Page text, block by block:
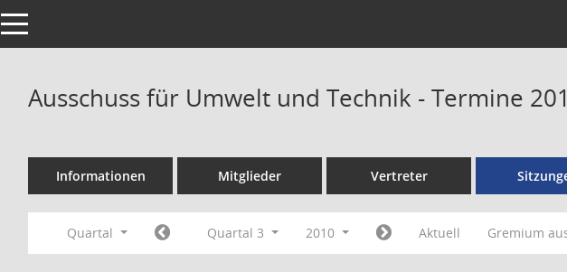
Toggle navigation
Ausschuss für Umwelt und Technik - Termine
Informationen Mitglieder Vertreter
Quartal Quartal 3 2010 Aktuell Gremium